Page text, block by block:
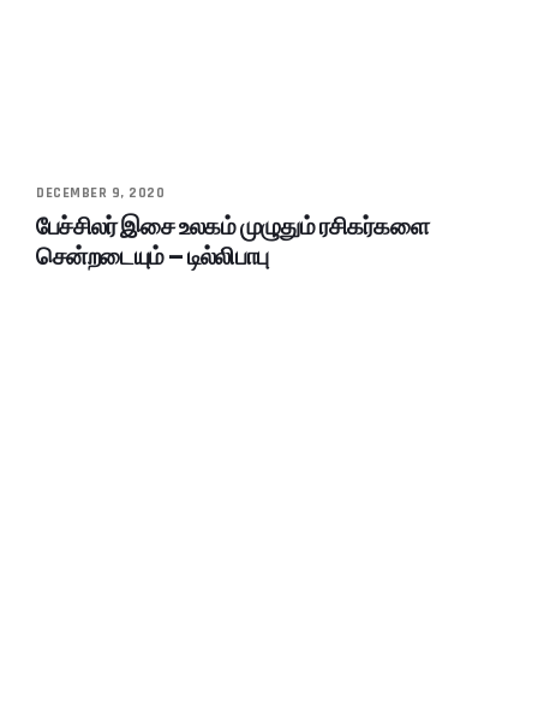
DECEMBER 9, 2020
பேச்சிலர் இசை உலகம் முழுதும் ரசிகர்களை
சென்றடையும் – டில்லிபாபு